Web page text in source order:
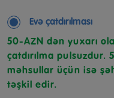
Evə çatdırılması
50-AZN dən yuxarı
çatdırılma pulsuzdur.
məhsullar üçün isə
təşkil edir.